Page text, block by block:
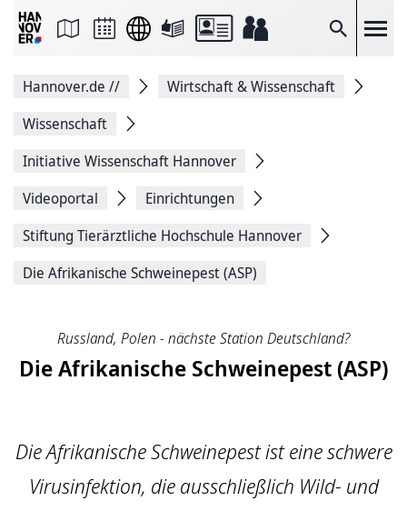
Suche
Seite
Facebook
teilen
Seitenlink
Seite
Hannover.de //
Wirtschaft & Wissenschaft
Wissenschaft
Initiative Wissenschaft Hannover
Videoportal
Einrichtungen
Stiftung ­Tierärztliche ­Hochschule ­Hannover
Die Afrikanische Schweinepest (ASP)
Russland, Polen - nächste Station Deutschland?
Die Afrikanische Schweinepest (ASP)
Die Afrikanische Schweinepest ist eine schwere
Virusinfektion, die ausschließlich Wild- und